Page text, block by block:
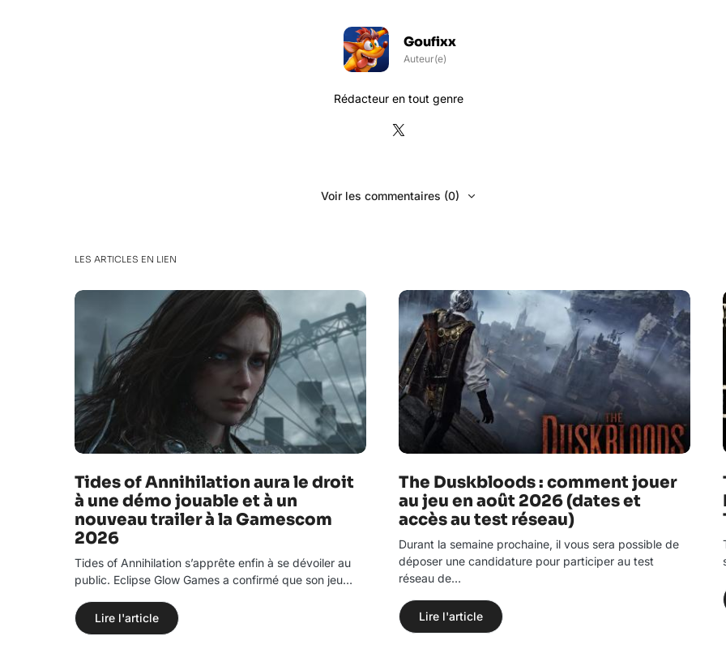
Goufixx
Auteur(e)
Rédacteur en tout genre
Voir les commentaires (0)
LES ARTICLES EN LIEN
Tides of Annihilation aura le droit
à une démo jouable et à un
nouveau trailer à la Gamescom
2026
Tides of Annihilation s’apprête enfin à se dévoiler au
public. Eclipse Glow Games a confirmé que son jeu…
Lire l'article
The Duskbloods : comment jouer
au jeu en août 2026 (dates et
accès au test réseau)
Durant la semaine prochaine, il vous sera possible de
déposer une candidature pour participer au test
réseau de…
Lire l'article